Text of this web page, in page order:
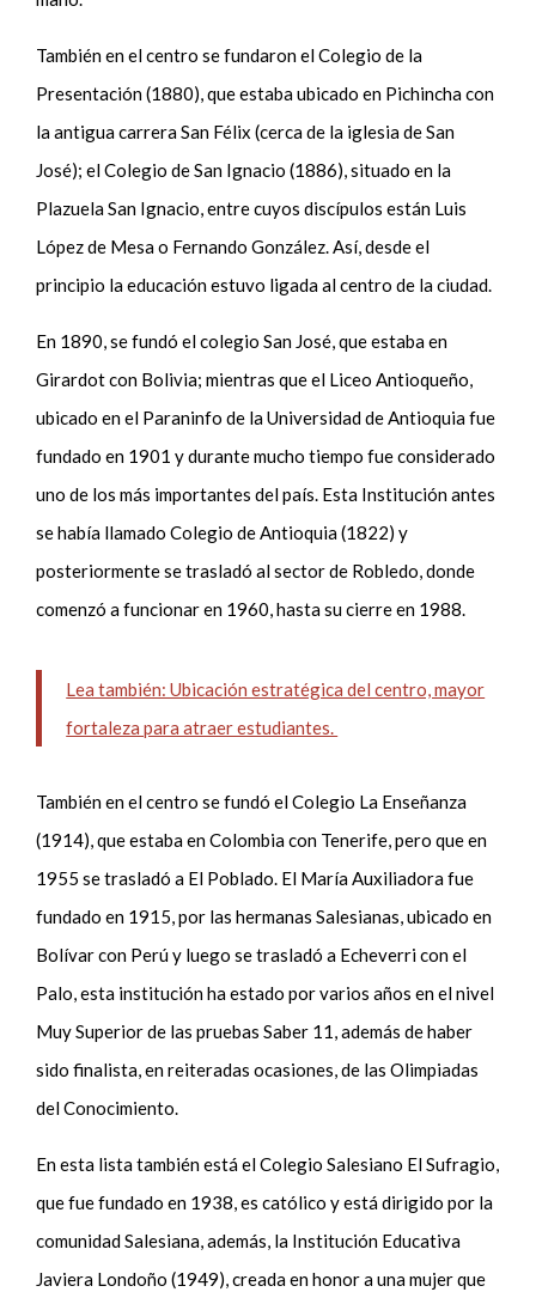
También en el centro se fundaron el Colegio de la
Presentación (1880), que estaba ubicado en Pichincha con
la antigua carrera San Félix (cerca de la iglesia de San
José);el Colegio de San Ignacio (1886), situado en la
Plazuela San Ignacio, entre cuyos discípulos están Luis
López de Mesa o Fernando González. Así, desde el
principio la educación estuvo ligada al centro de la ciudad.
En 1890,se fundó el colegio San José, que estaba en
Girardot con Bolivia;mientras queel Liceo Antioqueño,
ubicado en el Paraninfo de la Universidad de Antioquia fue
fundado en 1901 y durante mucho tiempo fue considerado
uno de los más importantes del país. Esta Institución antes
se había llamado Colegio de Antioquia (1822) y
posteriormente se trasladó al sector de Robledo, donde
comenzó afuncionar en 1960, hasta su cierre en 1988.
Lea también: Ubicación estratégica del centro, mayor
fortaleza para atraer estudiantes.
También en el centro se fundó el Colegio La Enseñanza
(1914), que estaba en Colombia con Tenerife, pero que en
1955 se trasladó a El Poblado. El María Auxiliadorafue
fundado en 1915, por lashermanas Salesianas,ubicado en
Bolívar con Perú y luego se trasladó a Echeverri con el
Palo, esta institución ha estado por varios años en el nivel
Muy Superior de las pruebas Saber 11, además de haber
sido finalista,en reiteradas ocasiones,de las Olimpiadas
del Conocimiento.
En esta lista también está el Colegio Salesiano El Sufragio,
que fue fundado en 1938, es católico y está dirigido por la
comunidad Salesiana, además, la Institución Educativa
Javiera Londoño (1949), creada en honor a una mujer que